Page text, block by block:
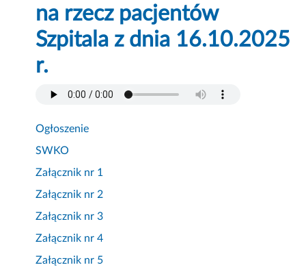
na rzecz pacjentów
Szpitala z dnia 16.10.2025
r.
Ogłoszenie
SWKO
Załącznik nr 1
Załącznik nr 2
Załącznik nr 3
Załącznik nr 4
Załącznik nr 5